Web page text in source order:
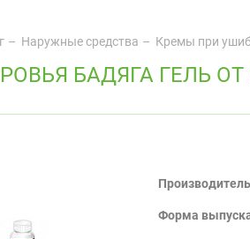
Наружные средства Кремы при
БАДЯГА ГЕЛЬ
Форма